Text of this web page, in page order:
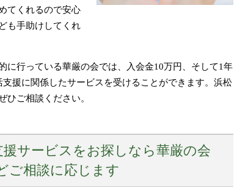
てくれるので安心
も手助けしてくれ
に行っている華厳の会では、入会金10万円、そして1年
援に関係したサービスを受けることができます。浜松
ひご相談ください。
サービスをお探しなら華厳の会
ご相談に応じます